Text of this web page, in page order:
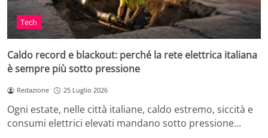
Tech
Caldo record e blackout: perché la rete elettrica italiana
è sempre più sotto pressione
Redazione 25 Luglio 2026
Ogni estate, nelle città italiane, caldo estremo, siccità e
consumi elettrici elevati mandano sotto pressione…